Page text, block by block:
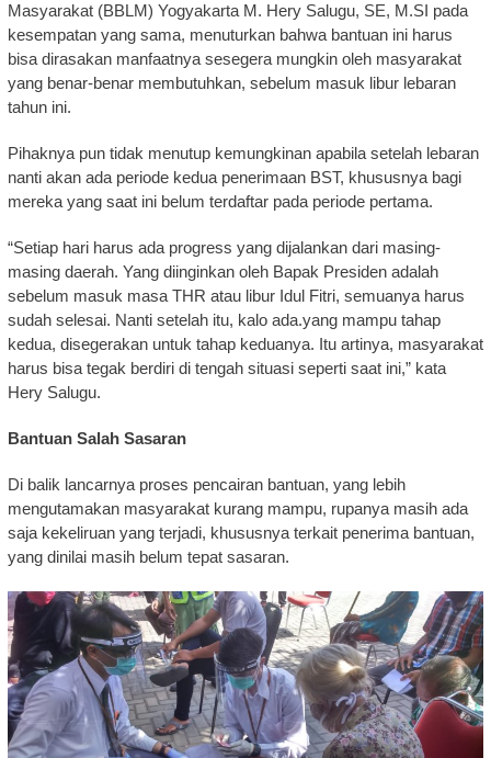
Masyarakat (BBLM) Yogyakarta M. Hery Salugu, SE, M.SI pada
kesempatan yang sama, menuturkan bahwa bantuan ini harus
bisa dirasakan manfaatnya sesegera mungkin oleh masyarakat
yang benar-benar membutuhkan, sebelum masuk libur lebaran
tahun ini.
Pihaknya pun tidak menutup kemungkinan apabila setelah lebaran
nanti akan ada periode kedua penerimaan BST, khususnya bagi
mereka yang saat ini belum terdaftar pada periode pertama.
“Setiap hari harus ada progress yang dijalankan dari masing-
masing daerah. Yang diinginkan oleh Bapak Presiden adalah
sebelum masuk masa THR atau libur Idul Fitri, semuanya harus
sudah selesai. Nanti setelah itu, kalo ada.yang mampu tahap
kedua, disegerakan untuk tahap keduanya. Itu artinya, masyarakat
harus bisa tegak berdiri di tengah situasi seperti saat ini,” kata
Hery Salugu.
Bantuan Salah Sasaran
Di balik lancarnya proses pencairan bantuan, yang lebih
mengutamakan masyarakat kurang mampu, rupanya masih ada
saja kekeliruan yang terjadi, khususnya terkait penerima bantuan,
yang dinilai masih belum tepat sasaran.